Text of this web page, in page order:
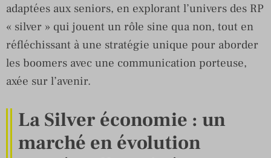
adaptées aux seniors, en explorant l’univers des RP
« silver » qui jouent un rôle sine qua non, tout en
réfléchissant à une stratégie unique pour aborder
les boomers avec une communication porteuse,
axée sur l’avenir.
La Silver économie : un
marché en évolution